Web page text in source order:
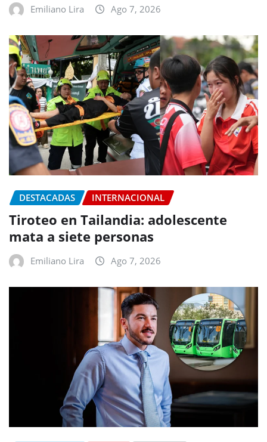
Emiliano Lira Ago 7, 2026
DESTACADAS INTERNACIONAL
Tiroteo en Tailandia: adolescente
mata a siete personas
Emiliano Lira Ago 7, 2026